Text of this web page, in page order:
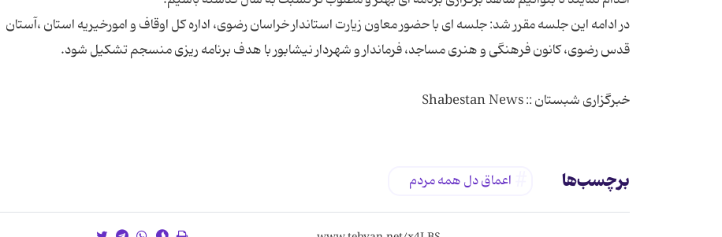
در ادامه این جلسه مقرر شد: جلسه ای با حضور معاون زیارت استاندار خراسان رضوی، اداره کل اوقاف و امورخیریه استان ،آستان
خبرگزاری شبستان :: Shabestan News
برچسب‌ها اعماق دل همه مردم